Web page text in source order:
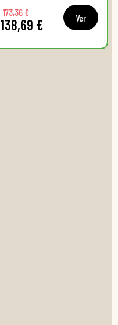
138,69 €
173,36 € Ver